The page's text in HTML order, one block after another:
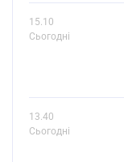
15.10
Сьогодні
13.40
Сьогодні